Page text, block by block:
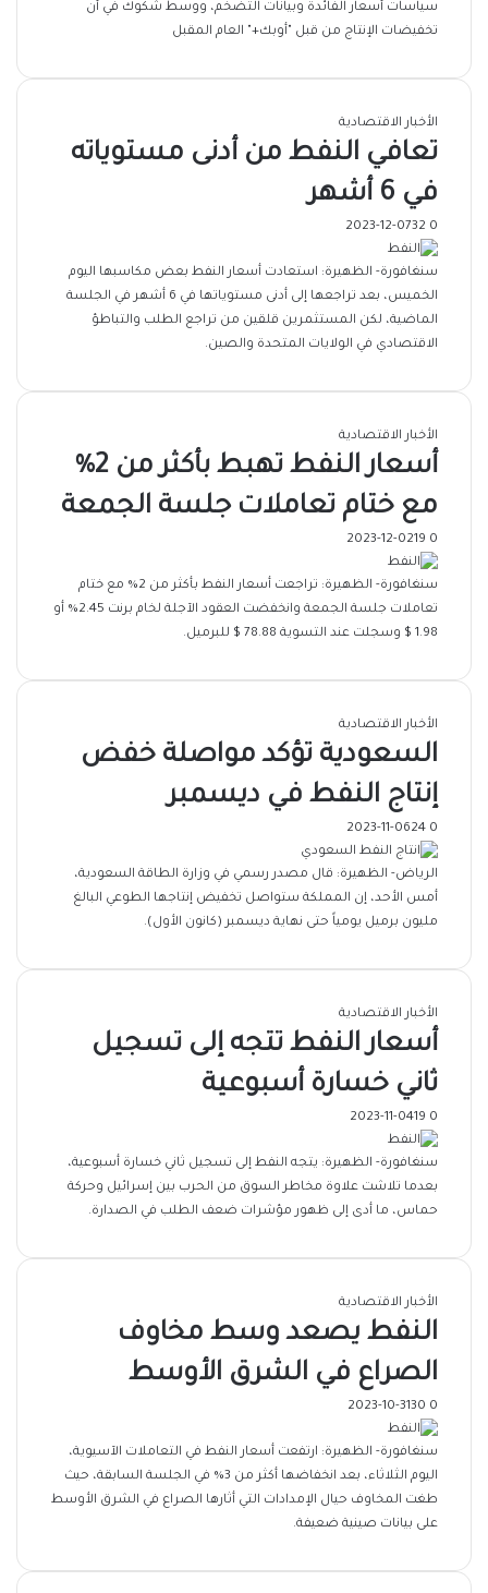
سياسات أسعار الفائدة وبيانات التضخم، ووسط شكوك في أن
تخفيضات الإنتاج من قبل "أوبك+" العام المقبل
الأخبار الاقتصادية
تعافي النفط من أدنى مستوياته
في 6 أشهر
2023-12-07 0
سنغافورة- الظهيرة: استعادت أسعار النفط بعض مكاسبها اليوم
الخميس، بعد تراجعها إلى أدنى مستوياتها في 6 أشهر في الجلسة
الماضية، لكن المستثمرين قلقين من تراجع الطلب والتباطؤ
الاقتصادي في الولايات المتحدة والصين.
الأخبار الاقتصادية
أسعار النفط تهبط بأكثر من 2%
مع ختام تعاملات جلسة الجمعة
2023-12-02 0
سنغافورة- الظهيرة: تراجعت أسعار النفط بأكثر من 2% مع ختام
تعاملات جلسة الجمعة وانخفضت العقود الآجلة لخام برنت 2.45% أو
1.98 $ وسجلت عند التسوية 78.88 $ للبرميل.
الأخبار الاقتصادية
السعودية تؤكد مواصلة خفض
إنتاج النفط في ديسمبر
2023-11-06 0
الرياض- الظهيرة: قال مصدر رسمي في وزارة الطاقة السعودية،
أمس الأحد، إن المملكة ستواصل تخفيض إنتاجها الطوعي البالغ
مليون برميل يومياً حتى نهاية ديسمبر (كانون الأول).
الأخبار الاقتصادية
أسعار النفط تتجه إلى تسجيل
ثاني خسارة أسبوعية
2023-11-04 0
سنغافورة- الظهيرة: يتجه النفط إلى تسجيل ثاني خسارة أسبوعية،
بعدما تلاشت علاوة مخاطر السوق من الحرب بين إسرائيل وحركة
حماس، ما أدى إلى ظهور مؤشرات ضعف الطلب في الصدارة.
الأخبار الاقتصادية
النفط يصعد وسط مخاوف
الصراع في الشرق الأوسط
2023-10-31 0
سنغافورة- الظهيرة: ارتفعت أسعار النفط في التعاملات الآسيوية،
اليوم الثلاثاء، بعد انخفاضها أكثر من 3% في الجلسة السابقة، حيث
طغت المخاوف حيال الإمدادات التي أثارها الصراع في الشرق الأوسط
على بيانات صينية ضعيفة.